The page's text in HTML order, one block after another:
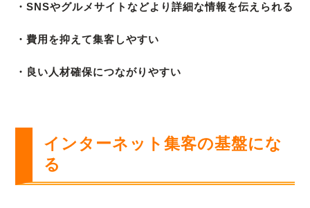
・SNSやグルメサイトなどより詳細な情報を伝えられる
・費用を抑えて集客しやすい
・良い人材確保につながりやすい
インターネット集客の基盤にな
る